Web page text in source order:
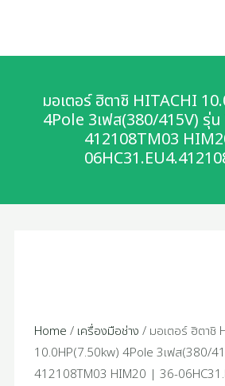
content
มอเตอร์ ฮิตาชิ HITACHI
4Pole 3เฟส(380/415V) รุ่น
412108TM03
Home / เครื่องมือช่าง / มอเตอร์ ฮิตาชิ
10.0HP(7.50kw) 4Pole 3เฟส(380/
412108TM03 HIM20 | 36-